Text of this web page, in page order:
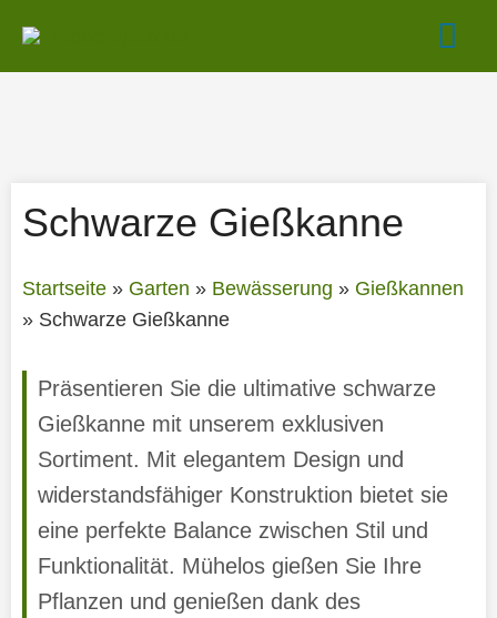
Inhalt
springen
Schwarze Gießkanne
Startseite» Garten » Bewässerung » Gießkannen
» Schwarze Gießkanne
Präsentieren Sie die ultimative schwarze
Gießkanne mit unserem exklusiven
Sortiment. Mit elegantem Design und
widerstandsfähiger Konstruktion bietet sie
eine perfekte Balance zwischen Stil und
Funktionalität. Mühelos gießen Sie Ihre
Pflanzen und genießen dank des